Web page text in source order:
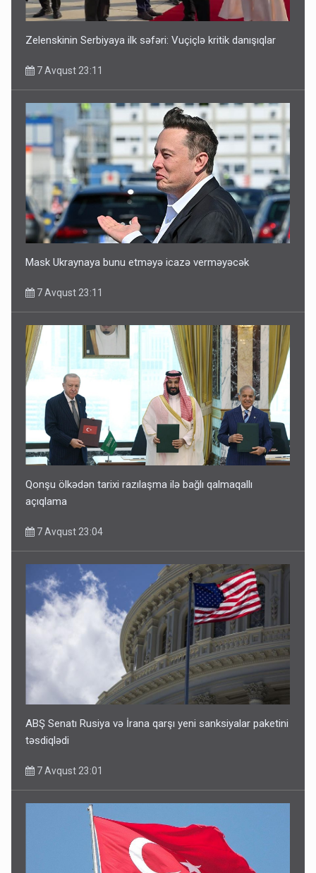
Zelenskinin Serbiyaya ilk səfəri: Vuçiçlə kritik danışıqlar
7 Avqust 23:11
Mask Ukraynaya bunu etməyə icazə verməyəcək
7 Avqust 23:11
Qonşu ölkədən tarixi razılaşma ilə bağlı qalmaqallı
açıqlama
7 Avqust 23:04
ABŞ Senatı Rusiya və İrana qarşı yeni sanksiyalar paketini
təsdiqlədi
7 Avqust 23:01